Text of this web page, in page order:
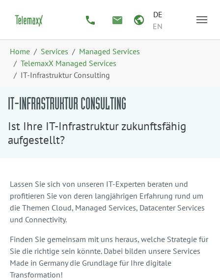
DE
EN
Home Services
Managed Services
TelemaxX Managed Services
IT-Infrastruktur Consulting
IT-INFRASTRUKTUR CONSULTING
Ist Ihre IT-Infrastruktur zukunftsfähig
aufgestellt?
Lassen Sie sich von unseren IT-Experten beraten und
profitieren Sie von deren langjährigen Erfahrung rund um
die Themen Cloud, Managed Services, Datacenter Services
und Connectivity.
Finden Sie gemeinsam mit uns heraus, welche Strategie für
Sie die richtige sein könnte. Dabei bilden unsere Services
Made in Germany die Grundlage für Ihre digitale
Transformation!